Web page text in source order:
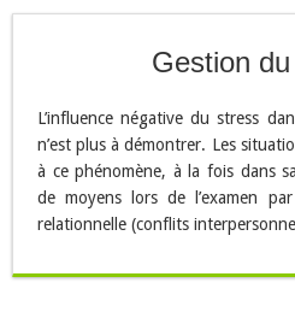
Gestion
L’influence négative du stress
n’est plus à démontrer. Les
à ce phénomène, à la fois dans
de moyens lors de l’examen
relationnelle (conflits